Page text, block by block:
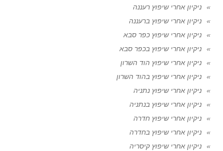
ניקיון אחרי שיפוץ רעננה
ניקיון אחרי שיפוץ ברעננה
ניקיון אחרי שיפוץ כפר סבא
ניקיון אחרי שיפוץ בכפר סבא
ניקיון אחרי שיפוץ הוד השרון
ניקיון אחרי שיפוץ בהוד השרון
ניקיון אחרי שיפוץ נתניה
ניקיון אחרי שיפוץ בנתניה
ניקיון אחרי שיפוץ חדרה
ניקיון אחרי שיפוץ בחדרה
ניקיון אחרי שיפוץ קיסריה